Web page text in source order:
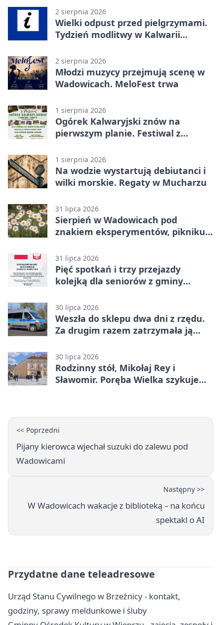
2 sierpnia 2026
Wielki odpust przed pielgrzymami.
Tydzień modlitwy w Kalwarii
2 sierpnia 2026
Młodzi muzycy przejmują scenę w
Wadowicach. MeloFest trwa
1 sierpnia 2026
Ogórek Kalwaryjski znów na
pierwszym planie. Festiwal z
1 sierpnia 2026
Na wodzie wystartują debiutanci i
wilki morskie. Regaty w Mucharzu
31 lipca 2026
Sierpień w Wadowicach pod
znakiem eksperymentów, pikniku i
31 lipca 2026
Pięć spotkań i trzy przejazdy
kolejką dla seniorów z gminy
30 lipca 2026
Weszła do sklepu dwa dni z rzędu.
Za drugim razem zatrzymała ją
30 lipca 2026
Rodzinny stół, Mikołaj Rey i
Sławomir. Poręba Wielka szykuje
<< Poprzedni
Pijany kierowca wjechał suzuki do zalewu pod
Wadowicami
Następny >>
W Wadowicach wakacje z biblioteką – na końcu
spektakl o AI
Przydatne dane teleadresowe
Urząd Stanu Cywilnego w Brzeźnicy - kontakt,
godziny, sprawy meldunkowe i śluby